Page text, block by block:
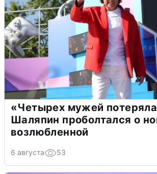
«Четырех мужей
Шаляпин проболтался о
возлюбленной
6 августа 53